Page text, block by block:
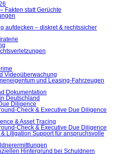
Fakten statt Gerüchte
aufdecken – diskret & rechtssicher
Videoüberwachung
und Leasing-Fahrzeugen
Dokumentation
Deutschland
Diligence
Check & Executive Due Diligence
& Asset Tracing
Check & Executive Due Diligence
Litigation Support für anspruchsvolle
Hintergrund bei Schuldnern